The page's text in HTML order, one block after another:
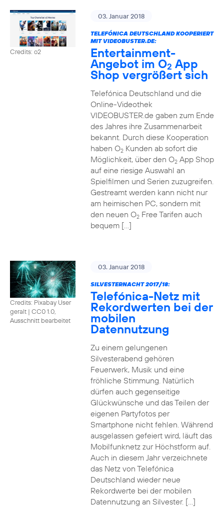
Credits: o2
03. Januar 2018
TELEFÓNICA DEUTSCHLAND KOOPERIERT
MIT VIDEOBUSTER.DE:
Entertainment-
Angebot im O2 App
Shop vergrößert sich
Telefónica Deutschland und die
Online-Videothek
VIDEOBUSTER.de gaben zum Ende
des Jahres ihre Zusammenarbeit
bekannt. Durch diese Kooperation
haben O2Kunden ab sofort die
Möglichkeit, über den O2App Shop
auf eine riesige Auswahl an
Spielfilmen und Serien zuzugreifen.
Gestreamt werden kann nicht nur
am heimischen PC, sondern mit
den neuen O2Free Tarifen auch
bequem […]
Credits: Pixabay User
geralt | CC0 1.0,
Ausschnitt bearbeitet
03. Januar 2018
SILVESTERNACHT 2017/18:
Telefónica-Netz mit
Rekordwerten bei der
mobilen
Datennutzung
Zu einem gelungenen
Silvesterabend gehören
Feuerwerk, Musik und eine
fröhliche Stimmung. Natürlich
dürfen auch gegenseitige
Glückwünsche und das Teilen der
eigenen Partyfotos per
Smartphone nicht fehlen. Während
ausgelassen gefeiert wird, läuft das
Mobilfunknetz zur Höchstform auf.
Auch in diesem Jahr verzeichnete
das Netz von Telefónica
Deutschland wieder neue
Rekordwerte bei der mobilen
Datennutzung an Silvester. […]